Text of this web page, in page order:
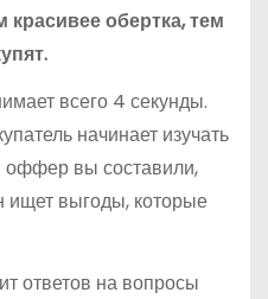
красивее обертка, тем
всего 4 секунды.
начинает изучать
вы составили,
ищет выгоды, которые
ответов на вопросы